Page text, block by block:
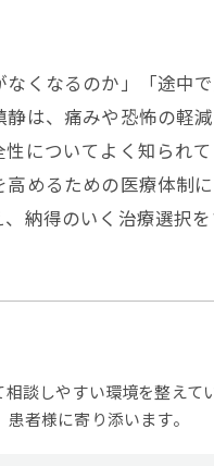
くなるのか」「途中
は、痛みや恐怖の軽
についてよく知られ
めるための医療体制
納得のいく治療選択を
談しやすい環境を整えて
者様に寄り添います。